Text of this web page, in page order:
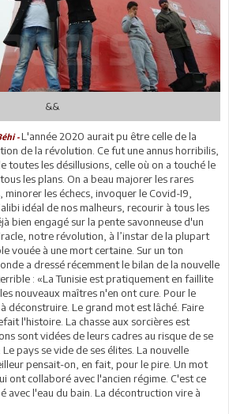
&&
-L'année 2020 aurait pu être celle de la
de la révolution. Ce fut une annus horribilis,
toutes les désillusions, celle où on a touché le
les plans. On a beau majorer les rares
minorer les échecs, invoquer le Covid-I9,
idéal de nos malheurs, recourir à tous les
bien engagé sur la pente savonneuse d'un
notre révolution, à l’instar de la plupart
vouée à une mort certaine. Sur un ton
a dressé récemment le bilan de la nouvelle
: «La Tunisie est pratiquement en faillite
nouveaux maîtres n'en ont cure. Pour le
déconstruire. Le grand mot est lâché. Faire
l'histoire. La chasse aux sorcières est
sont vidées de leurs cadres au risque de se
pays se vide de ses élites. La nouvelle
pensait-on, en fait, pour le pire. Un mot
ont collaboré avec l'ancien régime. C'est ce
avec l'eau du bain. La décontruction vire à